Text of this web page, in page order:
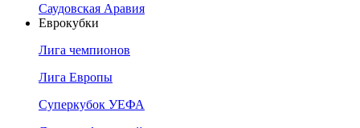
Саудовская Аравия
Еврокубки
Лига чемпионов
Лига Европы
Суперкубок УЕФА